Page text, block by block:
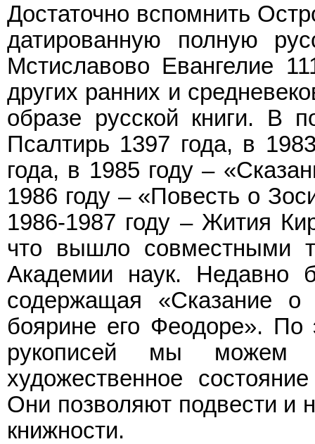
Достаточно вспомнить
датированную полную
Мстиславово Евангелие
других ранних и
образе русской книги. В
Псалтирь 1397 года, в
года, в 1985 году –
1986 году – «Повесть о
1986-1987 году – Жития
что вышло совместными
Академии наук. Недавно
содержащая «Сказание о
боярине его Феодоре». По
рукописей мы можем
художественное
Они позволяют подвести и
книжности.